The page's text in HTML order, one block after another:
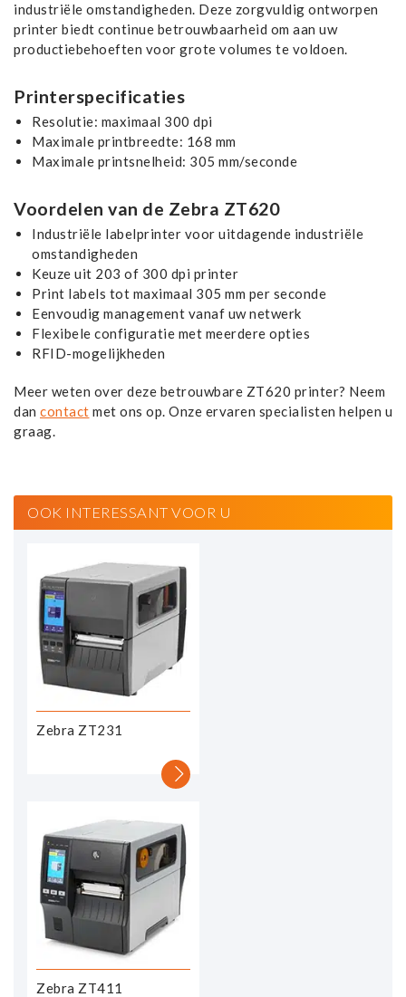
industriële omstandigheden. Deze zorgvuldig ontworpen
printer biedt continue betrouwbaarheid om aan uw
productiebehoeften voor grote volumes te voldoen.
Printerspecificaties
Resolutie: maximaal 300 dpi
Maximale printbreedte: 168 mm
Maximale printsnelheid: 305 mm/seconde
Voordelen van de Zebra ZT620
Industriële labelprinter voor uitdagende industriële
omstandigheden
Keuze uit 203 of 300 dpi printer
Print labels tot maximaal 305 mm per seconde
Eenvoudig management vanaf uw netwerk
Flexibele configuratie met meerdere opties
RFID-mogelijkheden
Meer weten over deze betrouwbare ZT620 printer? Neem
dan contact met ons op. Onze ervaren specialisten helpen u
graag.
OOK INTERESSANT VOOR U
Zebra ZT231
Zebra ZT411